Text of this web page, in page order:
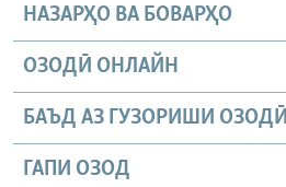
НАЗАРҲО ВА БОВАРҲО
ОЗОДӢ ОНЛАЙН
БАЪД АЗ ГУЗОРИШИ ОЗОДӢ
ГАПИ ОЗОД